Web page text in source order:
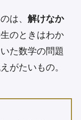
は、 解けなか
のときはわか
た数学の問題
がたいもの。